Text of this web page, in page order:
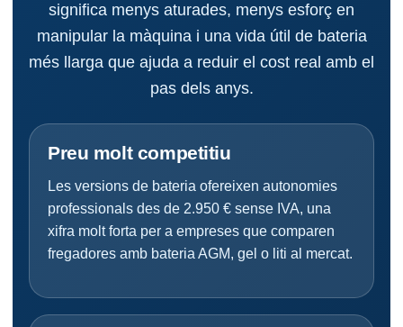
significa menys aturades, menys esforç en
manipular la màquina i una vida útil de bateria
més llarga que ajuda a reduir el cost real amb el
pas dels anys.
Preu molt competitiu
Les versions de bateria ofereixen autonomies
professionals des de 2.950 € sense IVA, una
xifra molt forta per a empreses que comparen
fregadores amb bateria AGM, gel o liti al mercat.